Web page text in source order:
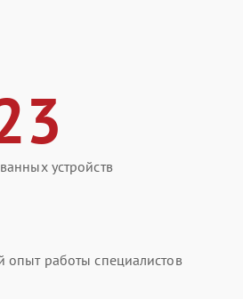
устройств
опыт работы специалистов